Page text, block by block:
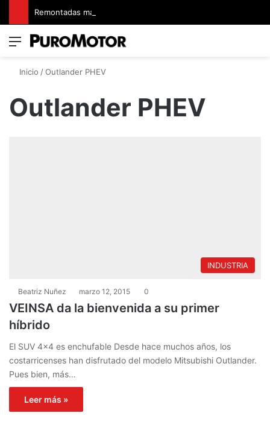
Menú
Inicio /Outlander PHEV
Outlander PHEV
INDUSTRIA
Beatriz Nuñez marzo 12, 2015 0
VEINSA da la bienvenida a su primer
híbrido
El SUV 4×4 es enchufable Desde hace muchos años, los
costarricenses han disfrutado del modelo Mitsubishi Outlander.
Pues bien, más…
Leer más »